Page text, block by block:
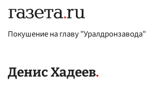
Покушение на главу "Уралдронзавода"
Денис Хадеев